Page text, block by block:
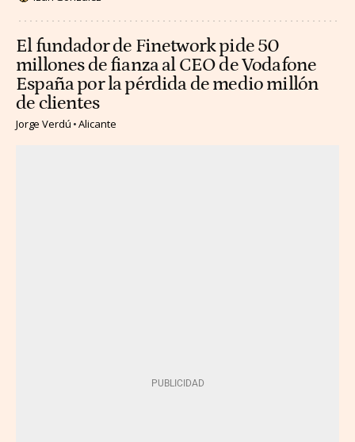
El fundador de Finetwork pide 50
millones de fianza al CEO de Vodafone
España por la pérdida de medio millón
de clientes
Jorge Verdú Alicante